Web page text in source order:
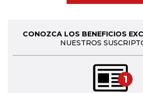
CONOZCA LOS BENEFICIOS
NUESTROS
1